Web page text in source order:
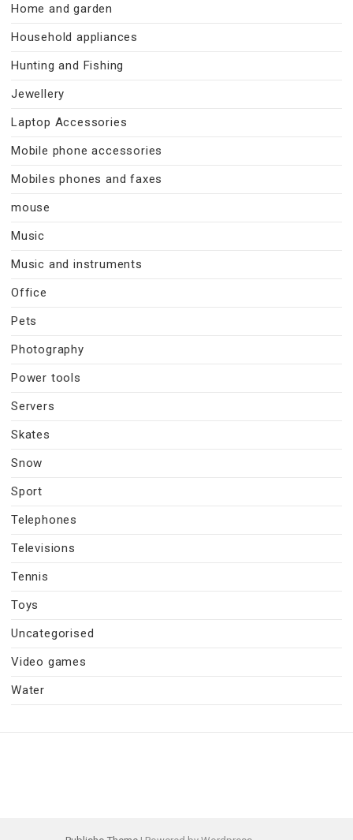
Home and garden
Household appliances
Hunting and Fishing
Jewellery
Laptop Accessories
Mobile phone accessories
Mobiles phones and faxes
mouse
Music
Music and instruments
Office
Pets
Photography
Power tools
Servers
Skates
Snow
Sport
Telephones
Televisions
Tennis
Toys
Uncategorised
Video games
Water